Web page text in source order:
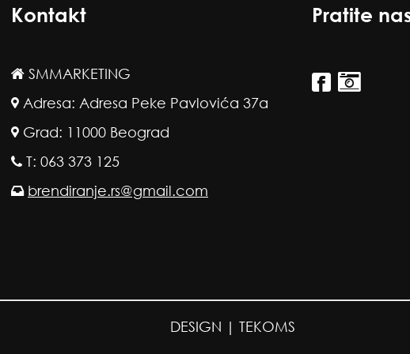
Kontakt
SMMARKETING
Adresa: Adresa Peke Pavlovića 37a
Grad: 11000 Beograd
T: 063 373 125
brendiranje.rs@gmail.com
Pratite
DESIGN | TEKOMS